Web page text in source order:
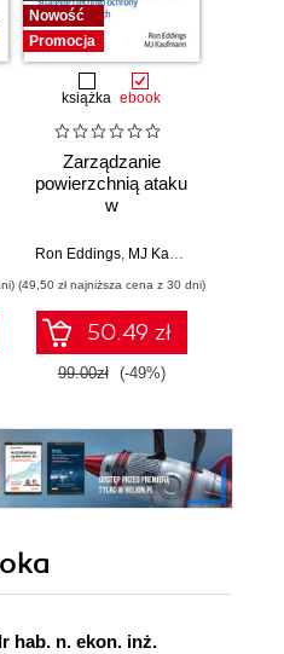
Nowość
Promocja
książka ebook
Zarządzanie
powierzchnią ataku
w
Strategie i techniki
cyfrowych
Ron Eddings, MJ Kaufmann
(49,50 zł najniższa cena z 30 dni)
50.49 zł
99.00zł (-49%)
hab. n. ekon. inż.